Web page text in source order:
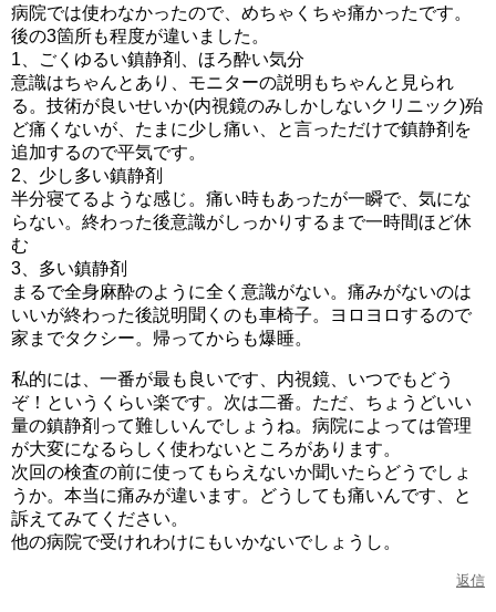
病院では使わなかったので、めちゃくちゃ痛かったです。
後の3箇所も程度が違いました。
1、ごくゆるい鎮静剤、ほろ酔い気分
意識はちゃんとあり、モニターの説明もちゃんと見られ
る。技術が良いせいか(内視鏡のみしかしないクリニック)殆
ど痛くないが、たまに少し痛い、と言っただけで鎮静剤を
追加するので平気です。
2、少し多い鎮静剤
半分寝てるような感じ。痛い時もあったが一瞬で、気にな
らない。終わった後意識がしっかりするまで一時間ほど休
む
3、多い鎮静剤
まるで全身麻酔のように全く意識がない。痛みがないのは
いいが終わった後説明聞くのも車椅子。ヨロヨロするので
家までタクシー。帰ってからも爆睡。
私的には、一番が最も良いです、内視鏡、いつでもどう
ぞ！というくらい楽です。次は二番。ただ、ちょうどいい
量の鎮静剤って難しいんでしょうね。病院によっては管理
が大変になるらしく使わないところがあります。
次回の検査の前に使ってもらえないか聞いたらどうでしょ
うか。本当に痛みが違います。どうしても痛いんです、と
訴えてみてください。
他の病院で受けれわけにもいかないでしょうし。
返信